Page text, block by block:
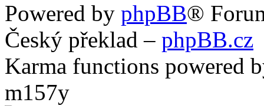
Powered by phpBB®
Český překlad – phpBB.cz
Karma functions powered
m157y